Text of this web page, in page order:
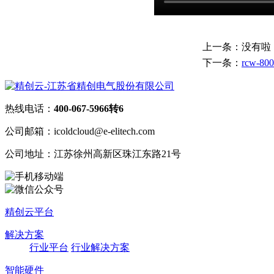
上一条：没有啦
下一条： rcw-800
热线电话： 400-067-5966转6
公司邮箱：icoldcloud@e-elitech.com
公司地址：江苏徐州高新区珠江东路21号
精创云平台
解决方案
行业平台 行业解决方案
智能硬件